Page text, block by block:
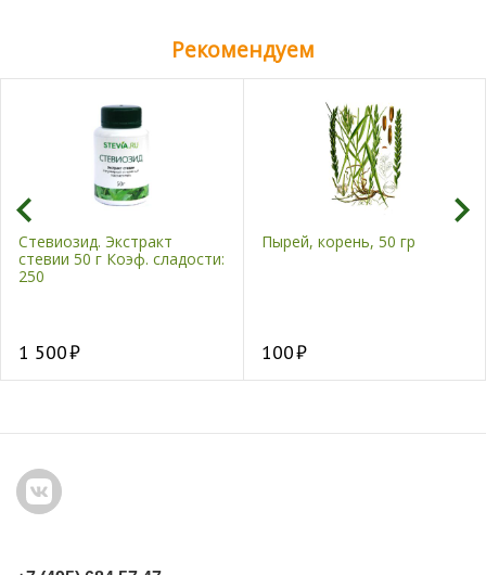
Рекомендуем
Стевиозид. Экстракт
стевии 50 г Коэф. сладости:
250
1 500
Пырей, корень, 50 гр
100